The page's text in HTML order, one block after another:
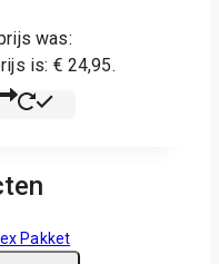
was:
is: € 24,95.